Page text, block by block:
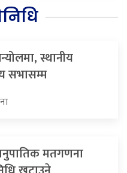
स्थानीय
सभासम्म
मतगणना